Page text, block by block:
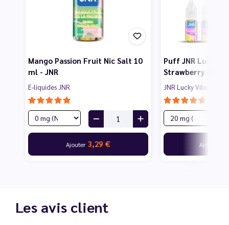
Mango Passion Fruit Nic Salt 10
ml - JNR
E-liquides JNR
Ajouter 3,29 €
Puff JNR Lucky
Strawberry Bull -
JNR Lucky Vibes
Ajouter
Les avis client